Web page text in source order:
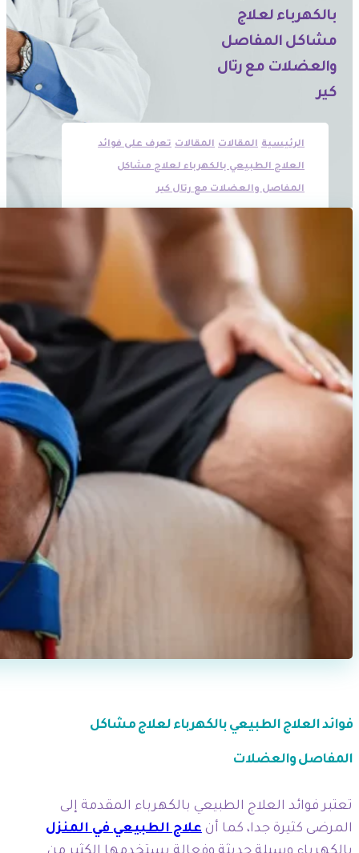
بالكهرباء لعلاج
مشاكل المفاصل
والعضلات مع رتال
كير
الرئيسية المقالات المقالات تعرف على فوائد
العلاج الطبيعي بالكهرباء لعلاج مشاكل
المفاصل والعضلات مع رتال كير
فوائد العلاج الطبيعي بالكهرباء لعلاج مشاكل
المفاصل والعضلات
تعتبر فوائد العلاج الطبيعي بالكهرباء المقدمة إلى
المرضى كثيرة جدا، كما أن علاج الطبيعيفي المنزل